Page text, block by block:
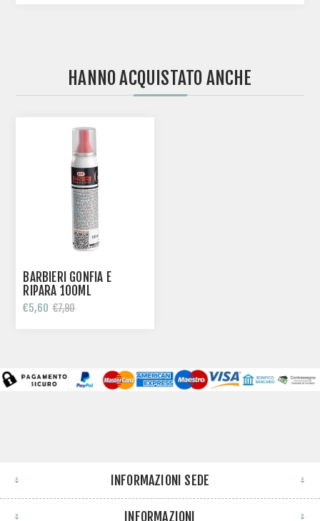
HANNO ACQUISTATO ANCHE
BARBIERI GONFIA E
RIPARA 100ML
€5,60 €7,90
INFORMAZIONI SEDE
INFORMAZIONI